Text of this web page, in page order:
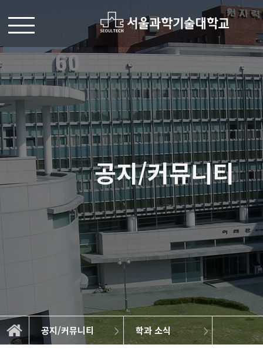
공지/커뮤니티
공지/커뮤니티 학과 소식
학과 소개
교육
연구
BK21 FOUR
공지/커뮤니티
학과 소식
학부 공지사항
대학원 공지사항
캡스톤디자인
취업정보